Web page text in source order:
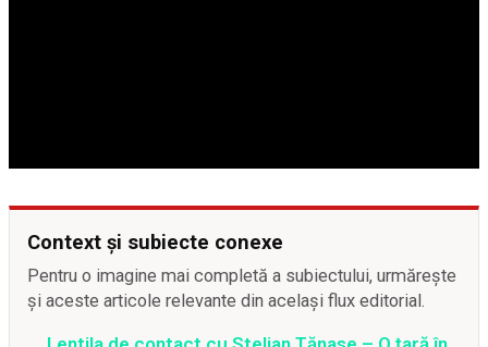
Context și subiecte conexe
Pentru o imagine mai completă a subiectului, urmărește
și aceste articole relevante din același flux editorial.